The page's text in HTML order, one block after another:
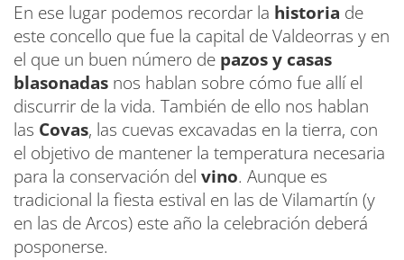
En ese lugar podemos recordar la historia de
este concello que fue la capital de Valdeorras y en
el que un buen número de pazos y casas
blasonadas nos hablan sobre cómo fue allí el
discurrir de la vida. También de ello nos hablan
las Covas, las cuevas excavadas en la tierra, con
el objetivo de mantener la temperatura necesaria
para la conservación del vino. Aunque es
tradicional la fiesta estival en las de Vilamartín (y
en las de Arcos) este año la celebración deberá
posponerse.